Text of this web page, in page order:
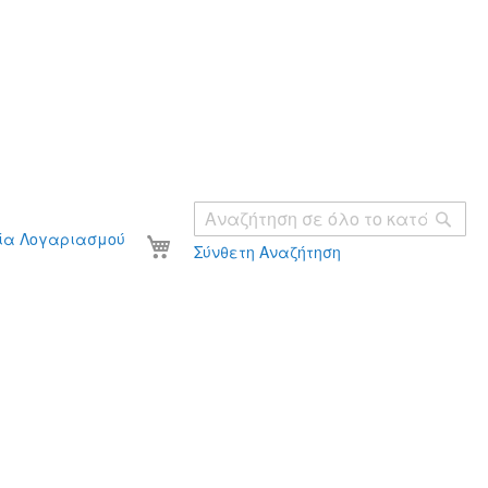
Σύνθετη Αναζήτηση
Το καλάθι σας
Λογαριασμού